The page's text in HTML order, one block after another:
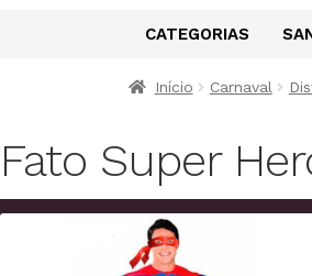
CATEGORIAS
Início Carnaval
Fato Super